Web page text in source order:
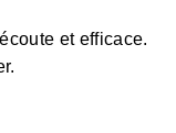
et efficace.